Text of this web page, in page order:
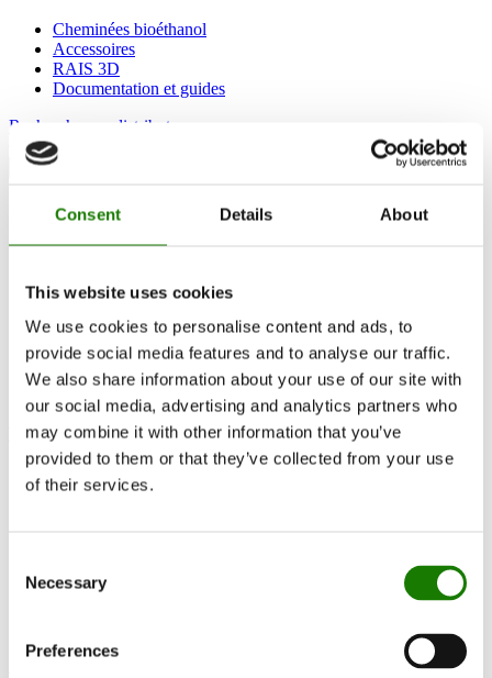
Consent Details About
This website uses cookies
We use cookies to personalise content and ads, to
provide social media features and to analyse our traffic.
We also share information about your use of our site with
our social media, advertising and analytics partners who
may combine it with other information that you’ve
provided to them or that they’ve collected from your use
of their services.
Selection
Necessary
Preferences
Cheminées bioéthanol
Accessoires
RAIS 3D
Documentation et guides
Rechercher un distributeur
500² Wood
Documentation
EN 13299 / EN 13240
500² Wood
Manuels
Installation/user manual